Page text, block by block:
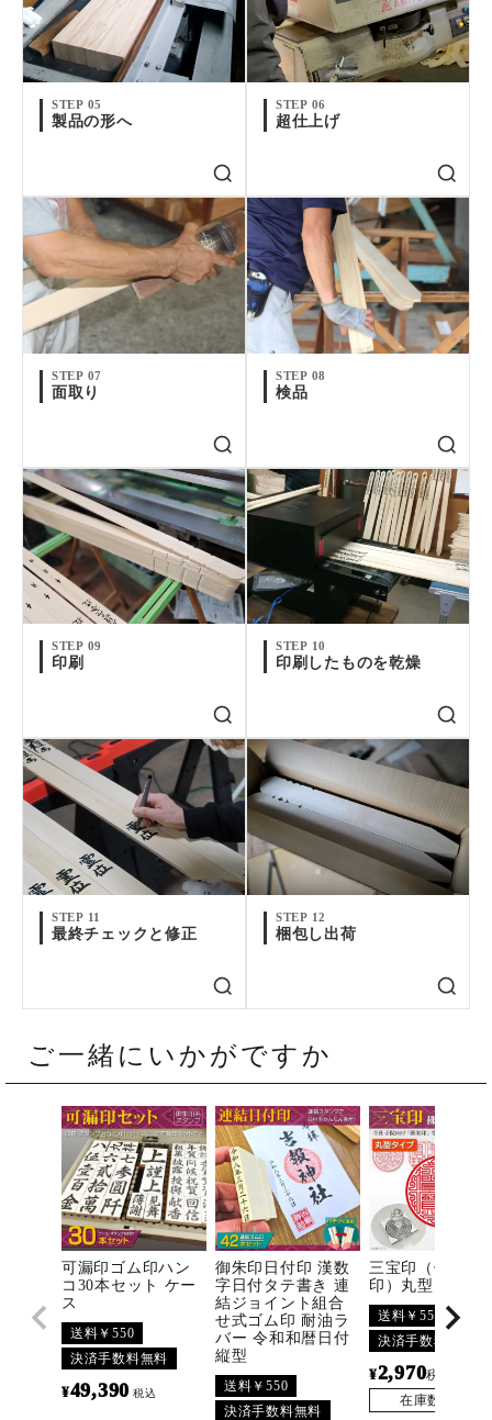
STEP 05
製品の形へ
STEP 06
超仕上げ
STEP 07
面取り
STEP 08
検品
STEP 09
印刷
STEP 10
印刷したものを乾燥
STEP 11
最終チェックと修正
STEP 12
梱包し出荷
ご一緒にいかがですか
可漏印ゴム印ハン
コ30本セット ケー
ス
送料￥550
決済手数料無料
¥49,390 税込
御朱印日付印 漢数
字日付タテ書き 連
結ジョイント組合
せ式ゴム印 耐油ラ
バー 令和和暦日付
縦型
送料￥550
決済手数料無料
三宝印（佛法僧
印）丸型
送料￥550
決済手数料無料
¥2,970税込
在庫数